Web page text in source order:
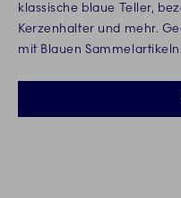
klassische blaue Teller,
Kerzenhalter und mehr.
mit Blauen